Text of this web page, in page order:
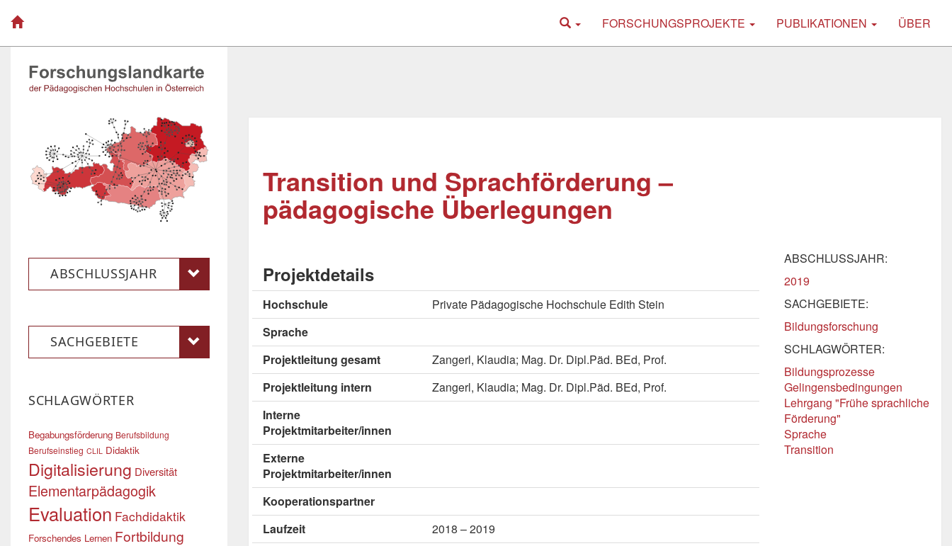
FORSCHUNGSPROJEKTE PUBLIKATIONEN ÜBER
Transition und Sprachförderung –
pädagogische Überlegungen
Projektdetails
Hochschule
Private Pädagogische Hochschule Edith Stein
Sprache
Projektleitung gesamt
Zangerl, Klaudia; Mag. Dr. Dipl.Päd. BEd, Prof.
Projektleitung intern
Zangerl, Klaudia; Mag. Dr. Dipl.Päd. BEd, Prof.
Interne
Projektmitarbeiter/innen
Externe
Projektmitarbeiter/innen
Kooperationspartner
Laufzeit
2018 – 2019
ABSCHLUSSJAHR:
2019
SACHGEBIETE:
Bildungsforschung
SCHLAGWÖRTER:
Bildungsprozesse
Gelingensbedingungen
Lehrgang "Frühe sprachliche
Förderung"
Sprache
Transition
ABSCHLUSSJAHR
SACHGEBIETE
SCHLAGWÖRTER
Begabungsförderung Berufsbildung
Berufseinstieg CLIL Didaktik
Digitalisierung Diversität
Elementarpädagogik
Evaluation Fachdidaktik
Forschendes Lernen Fortbildung